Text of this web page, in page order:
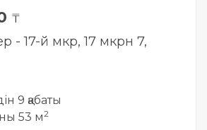
₸
- 17-й мкр, 17 мкрн 7,
9 қабаты
53 м2